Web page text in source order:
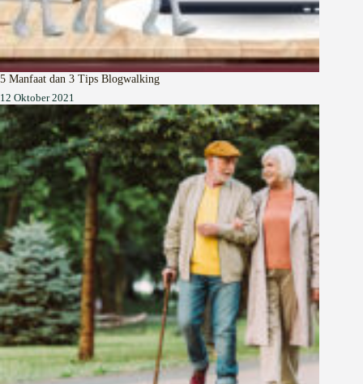
5 Manfaat dan 3 Tips Blogwalking
12 Oktober 2021